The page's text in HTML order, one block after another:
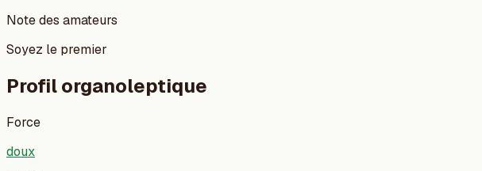
Note des amateurs
Soyez le premier
Profil organoleptique
Force
doux